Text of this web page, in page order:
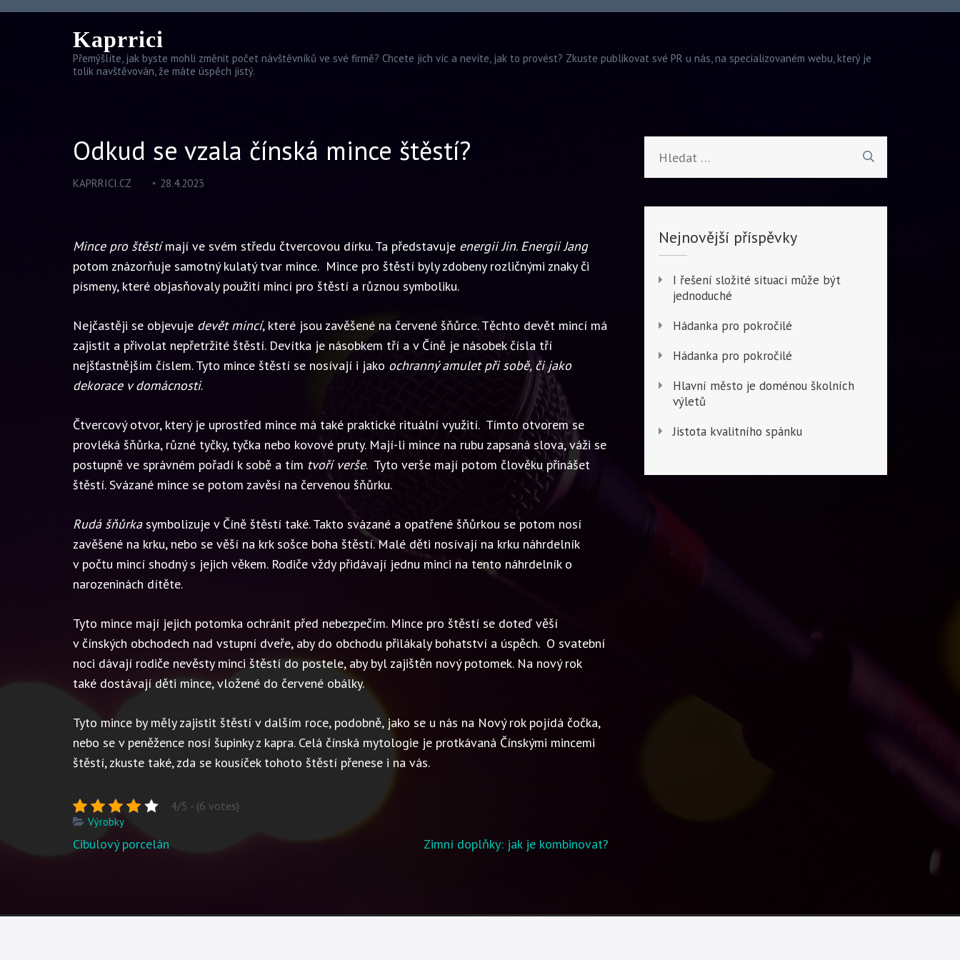
Kaprrici
Přemýšlíte, jak byste mohli změnit počet návštěvníků ve své firmě? Chcete jich víc a nevíte, jak to provést? Zkuste publikovat své PR u nás, na specializovaném webu, který je
tolik navštěvován, že máte úspěch jistý.
Odkud se vzala čínská mince štěstí?
KAPRRICI.CZ 28.4.2023
Mince pro štěstímají ve svém středu čtvercovou dírku. Ta představuje energii Jin. Energii Jang
potom znázorňuje samotný kulatý tvar mince. Mince pro štěstí byly zdobeny rozličnými znaky či
písmeny, které objasňovaly použití mincí pro štěstí a různou symboliku.
Nejčastěji se objevuje devět mincí, které jsou zavěšené na červené šňůrce. Těchto devět mincí má
zajistit a přivolat nepřetržité štěstí. Devítka je násobkem tří a v Číně je násobek čísla tří
nejšťastnějším číslem. Tyto mince štěstí se nosívají i jako ochranný amulet při sobě, či jako
dekorace v domácnosti.
Čtvercový otvor, který je uprostřed mince má také praktické rituální využití. Tímto otvorem se
provléká šňůrka, různé tyčky, tyčka nebo kovové pruty. Mají-li mince na rubu zapsaná slova, váži se
postupně ve správném pořadí k sobě a tím tvoří verše. Tyto verše mají potom člověku přinášet
štěstí. Svázané mince se potom zavěsí na červenou šňůrku.
Rudá šňůrkasymbolizuje v Číně štěstí také. Takto svázané a opatřené šňůrkou se potom nosí
zavěšené na krku, nebo se věší na krk sošce boha štěstí. Malé děti nosívají na krku náhrdelník
v počtu mincí shodný s jejich věkem. Rodiče vždy přidávají jednu minci na tento náhrdelník o
narozeninách dítěte.
Tyto mince mají jejich potomka ochránit před nebezpečím. Mince pro štěstí se doteď věší
v čínských obchodech nad vstupní dveře, aby do obchodu přilákaly bohatství a úspěch. O svatební
noci dávají rodiče nevěsty minci štěstí do postele, aby byl zajištěn nový potomek. Na nový rok
také dostávají děti mince, vložené do červené obálky.
Tyto mince by měly zajistit štěstí v dalším roce, podobně, jako se u nás na Nový rok pojídá čočka,
nebo se v peněžence nosí šupinky z kapra. Celá čínská mytologie je protkávaná Čínskými mincemi
štěstí, zkuste také, zda se kousíček tohoto štěstí přenese i na vás.
4/5 - (6 votes)
Výrobky
Navigace
Cibulový porcelán Zimní doplňky: jak je kombinovat?
Nejnovější příspěvky
I řešení složité situaci může být
jednoduché
Hádanka pro pokročilé
Hádanka pro pokročilé
Hlavní město je doménou školních
výletů
Jistota kvalitního spánku